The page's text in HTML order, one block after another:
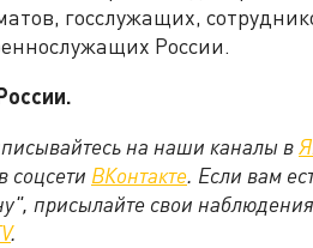
госслужащих,
России.
на наши каналы в
соцсети ВКонтакте. Если вам
присылайте свои
.